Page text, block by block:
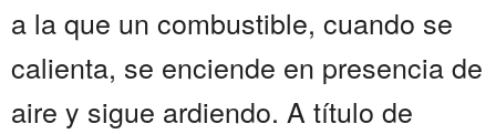
a la que un combustible, cuando se
calienta, se enciende en presencia de
aire y sigue ardiendo. A título de